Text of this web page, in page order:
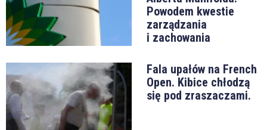
Powodem kwestie
zarządzania
i zachowania
Fala upałów na French
Open. Kibice chłodzą
się pod zraszaczami.